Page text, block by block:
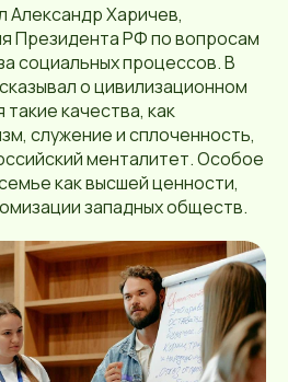
Харичев,
Президента РФ по вопросам
социальных процессов. В
о цивилизационном
качества, как
служение и сплоченность,
менталитет. Особое
как высшей ценности,
западных обществ.